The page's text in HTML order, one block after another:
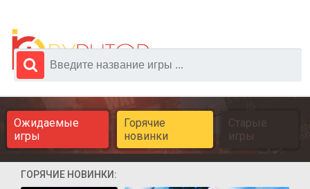
Ожидаемые
игры
Горячие
новинки
Старые
игры
ГОРЯЧИЕ НОВИНКИ: